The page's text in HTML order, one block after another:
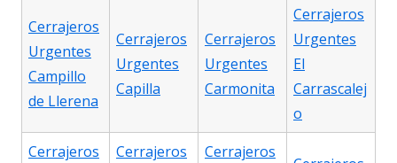
Cerrajeros
Urgentes
Campillo
de Llerena
Cerrajeros
Urgentes
Capilla
Cerrajeros
Urgentes
Carmonita
Cerrajeros
Urgentes
El
Carrascalej
o
Cerrajeros
Cerrajeros
Cerrajeros